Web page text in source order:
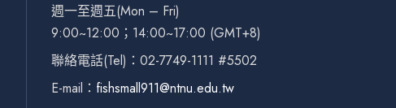
週一至週五(Mon – Fri)
9:00~12:00；14:00~17:00 (GMT+8)
聯絡電話(Tel)：02-7749-1111 #5502
E-mail： fishsmall911@ntnu.edu.tw